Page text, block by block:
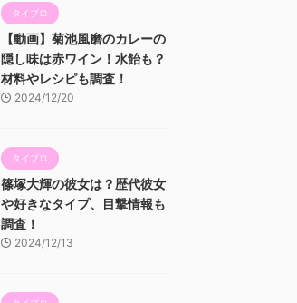
タイプロ
【動画】菊池風磨のカレーの
隠し味は赤ワイン！水飴も？
材料やレシピも調査！
2024/12/20
タイプロ
篠塚大輝の彼女は？歴代彼女
や好きなタイプ、目撃情報も
調査！
2024/12/13